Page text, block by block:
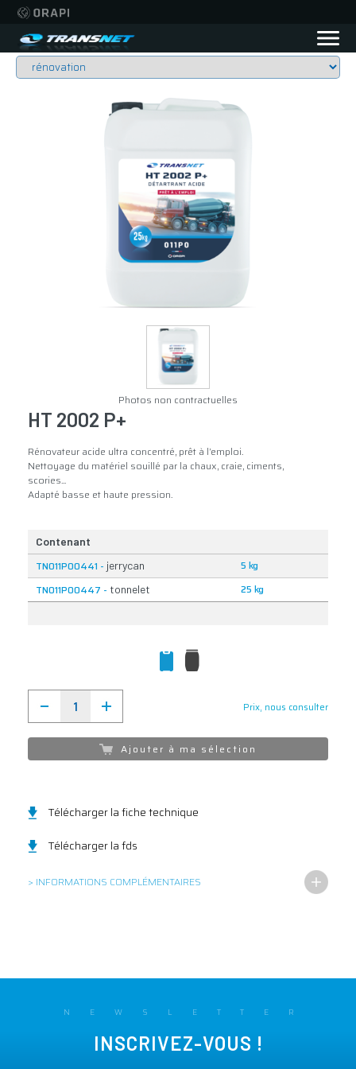
Photos non contractuelles
HT 2002 P+
Rénovateur acide ultra concentré, prêt à l’emploi.
Nettoyage du matériel souillé par la chaux, craie, ciments,
scories...
Adapté basse et haute pression.
Contenant
TN011P00441 - jerrycan
5 kg
TN011P00447 - tonnelet 25 kg
Prix, nous consulter
Ajouter à ma sélection
Télécharger la fiche technique
Télécharger la fds
> INFORMATIONS COMPLÉMENTAIRES
NEWSLETTER
INSCRIVEZ-VOUS !